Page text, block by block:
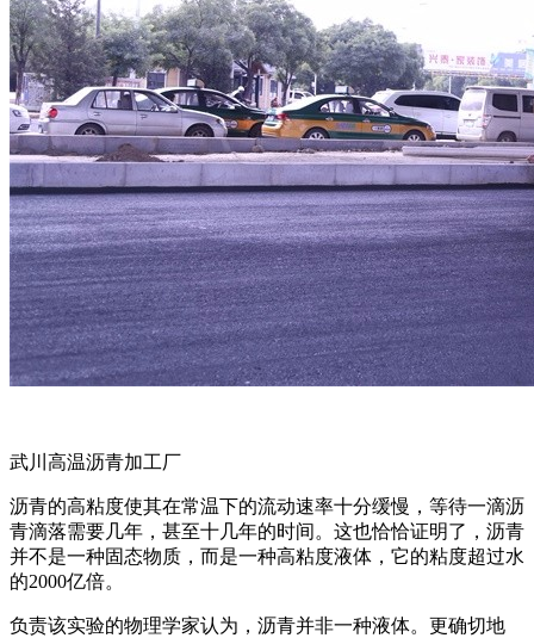
武川高温沥青加工厂
沥青的高粘度使其在常温下的流动速率十分缓慢，等待一滴沥
青滴落需要几年，甚至十几年的时间。这也恰恰证明了，沥青
并不是一种固态物质，而是一种高粘度液体，它的粘度超过水
的2000亿倍。
负责该实验的物理学家认为，沥青并非一种液体。更确切地